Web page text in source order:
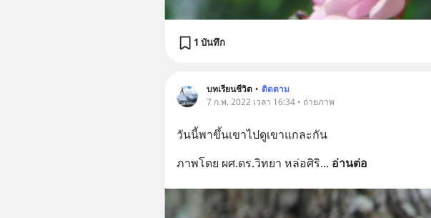
1 บันทึก
บทเรียนชีวิต • ติดตาม
7 ก.พ. 2022 เวลา 16:34 • ถ่ายภาพ
วันนี้พาขึ้นเขาไปดูเขาแกละกัน
ภาพโดย ผศ.ดร.วิทยา หล่อศิริ... อ่านต่อ